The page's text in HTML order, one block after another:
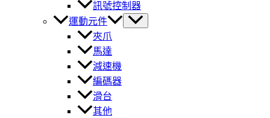
訊號控制器
運動元件
夾爪
馬達
減速機
編碼器
滑台
其他